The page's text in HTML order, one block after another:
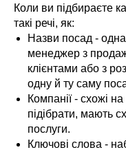
Коли ви підбираєте
такі речі, як:
Назви посад -
менеджер з
клієнтами або з
одну й ту саму
Компанії - схожі
підібрати, мають
послуги.
Ключові слова -